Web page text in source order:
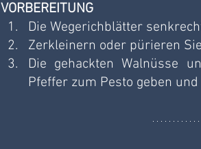
VORBEREITUNG
Die Wegerichblätter
Zerkleinern oder pürieren
Die gehackten Walnüsse
Pfeffer zum Pesto geben